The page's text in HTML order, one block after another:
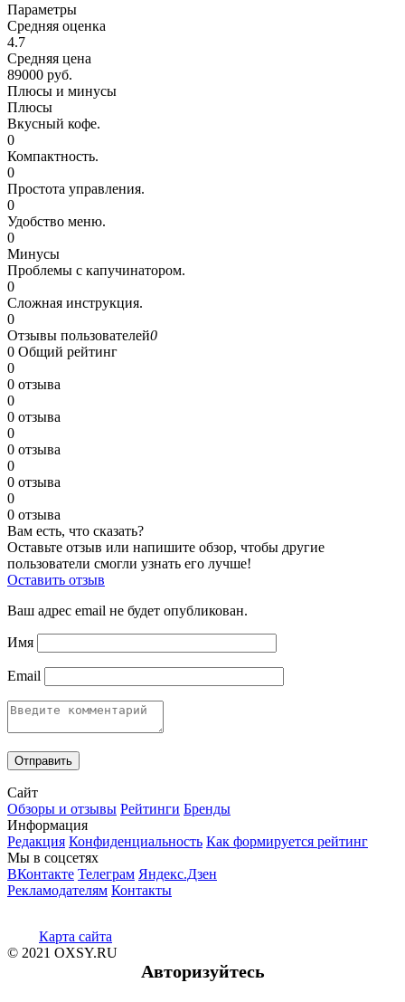
Параметры
Средняя оценка
4.7
Средняя цена
89000 руб.
Плюсы и минусы
Плюсы
Вкусный кофе.
0
Компактность.
0
Простота управления.
0
Удобство меню.
0
Минусы
Проблемы с капучинатором.
0
Сложная инструкция.
0
Отзывы пользователей0
0 Общий рейтинг
0
0 отзыва
0
0 отзыва
0
0 отзыва
0
0 отзыва
0
0 отзыва
Вам есть, что сказать?
Оставьте отзыв или напишите обзор, чтобы другие
пользователи смогли узнать его лучше!
Оставить отзыв
Ваш адрес email не будет опубликован.
Имя
Email
Сайт
Обзоры и отзывы Рейтинги Бренды
Информация
Редакция Конфиденциальность Как формируется рейтинг
Мы в соцсетях
ВКонтакте Телеграм Яндекс.Дзен
Рекламодателям Контакты
Карта сайта
© 2021 OXSY.RU
Авторизуйтесь